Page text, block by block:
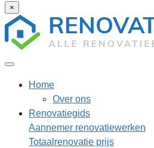
×
Home
Over ons
Renovatiegids
Aannemer renovatiewerken
Totaalrenovatie prijs